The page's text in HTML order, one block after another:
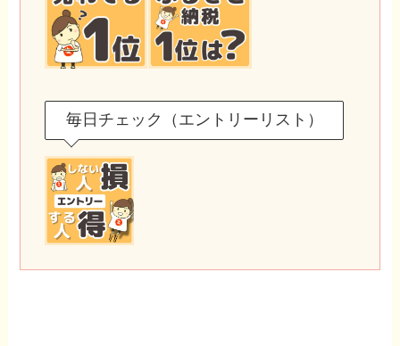
毎日チェック（エントリーリスト）